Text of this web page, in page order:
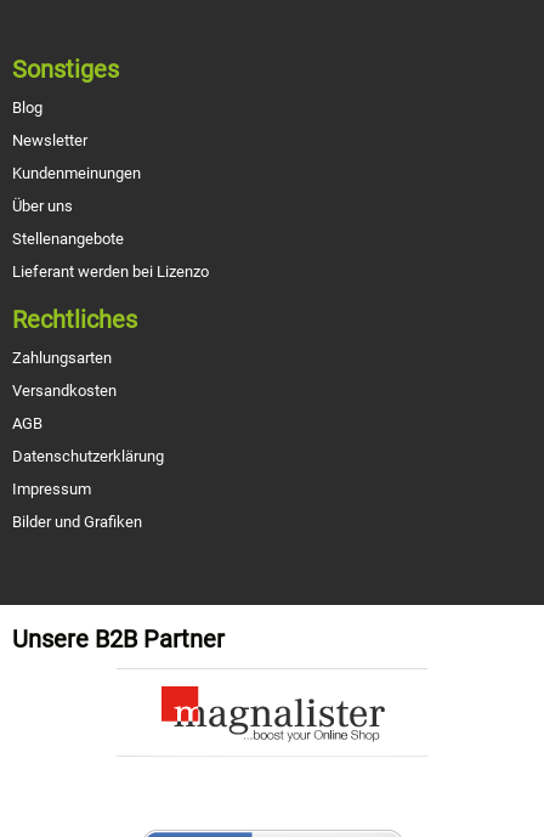
Sonstiges
Blog
Newsletter
Kundenmeinungen
Über uns
Stellenangebote
Lieferant werden bei Lizenzo
Rechtliches
Zahlungsarten
Versandkosten
AGB
Datenschutzerklärung
Impressum
Bilder und Grafiken
Unsere B2B Partner